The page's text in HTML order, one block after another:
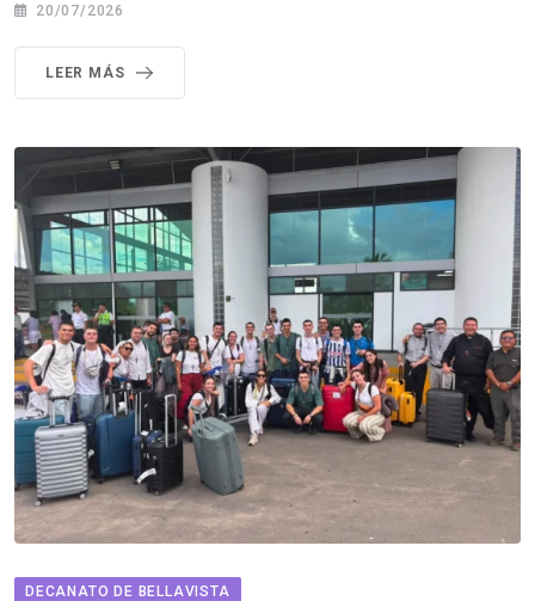
20/07/2026
LEER MÁS
DECANATO DE BELLAVISTA